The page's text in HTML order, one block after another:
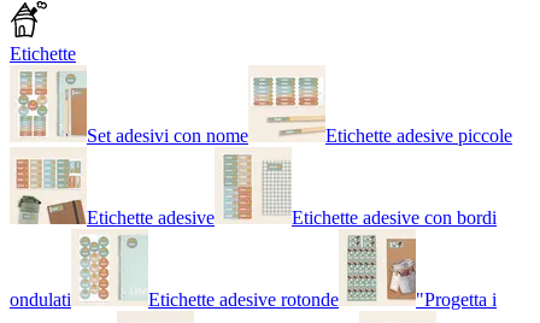
Etichette
Set adesivi con nome Etichette adesive piccole
Etichette adesive Etichette adesive con bordi
ondulati Etichette adesive rotonde "Progetta i